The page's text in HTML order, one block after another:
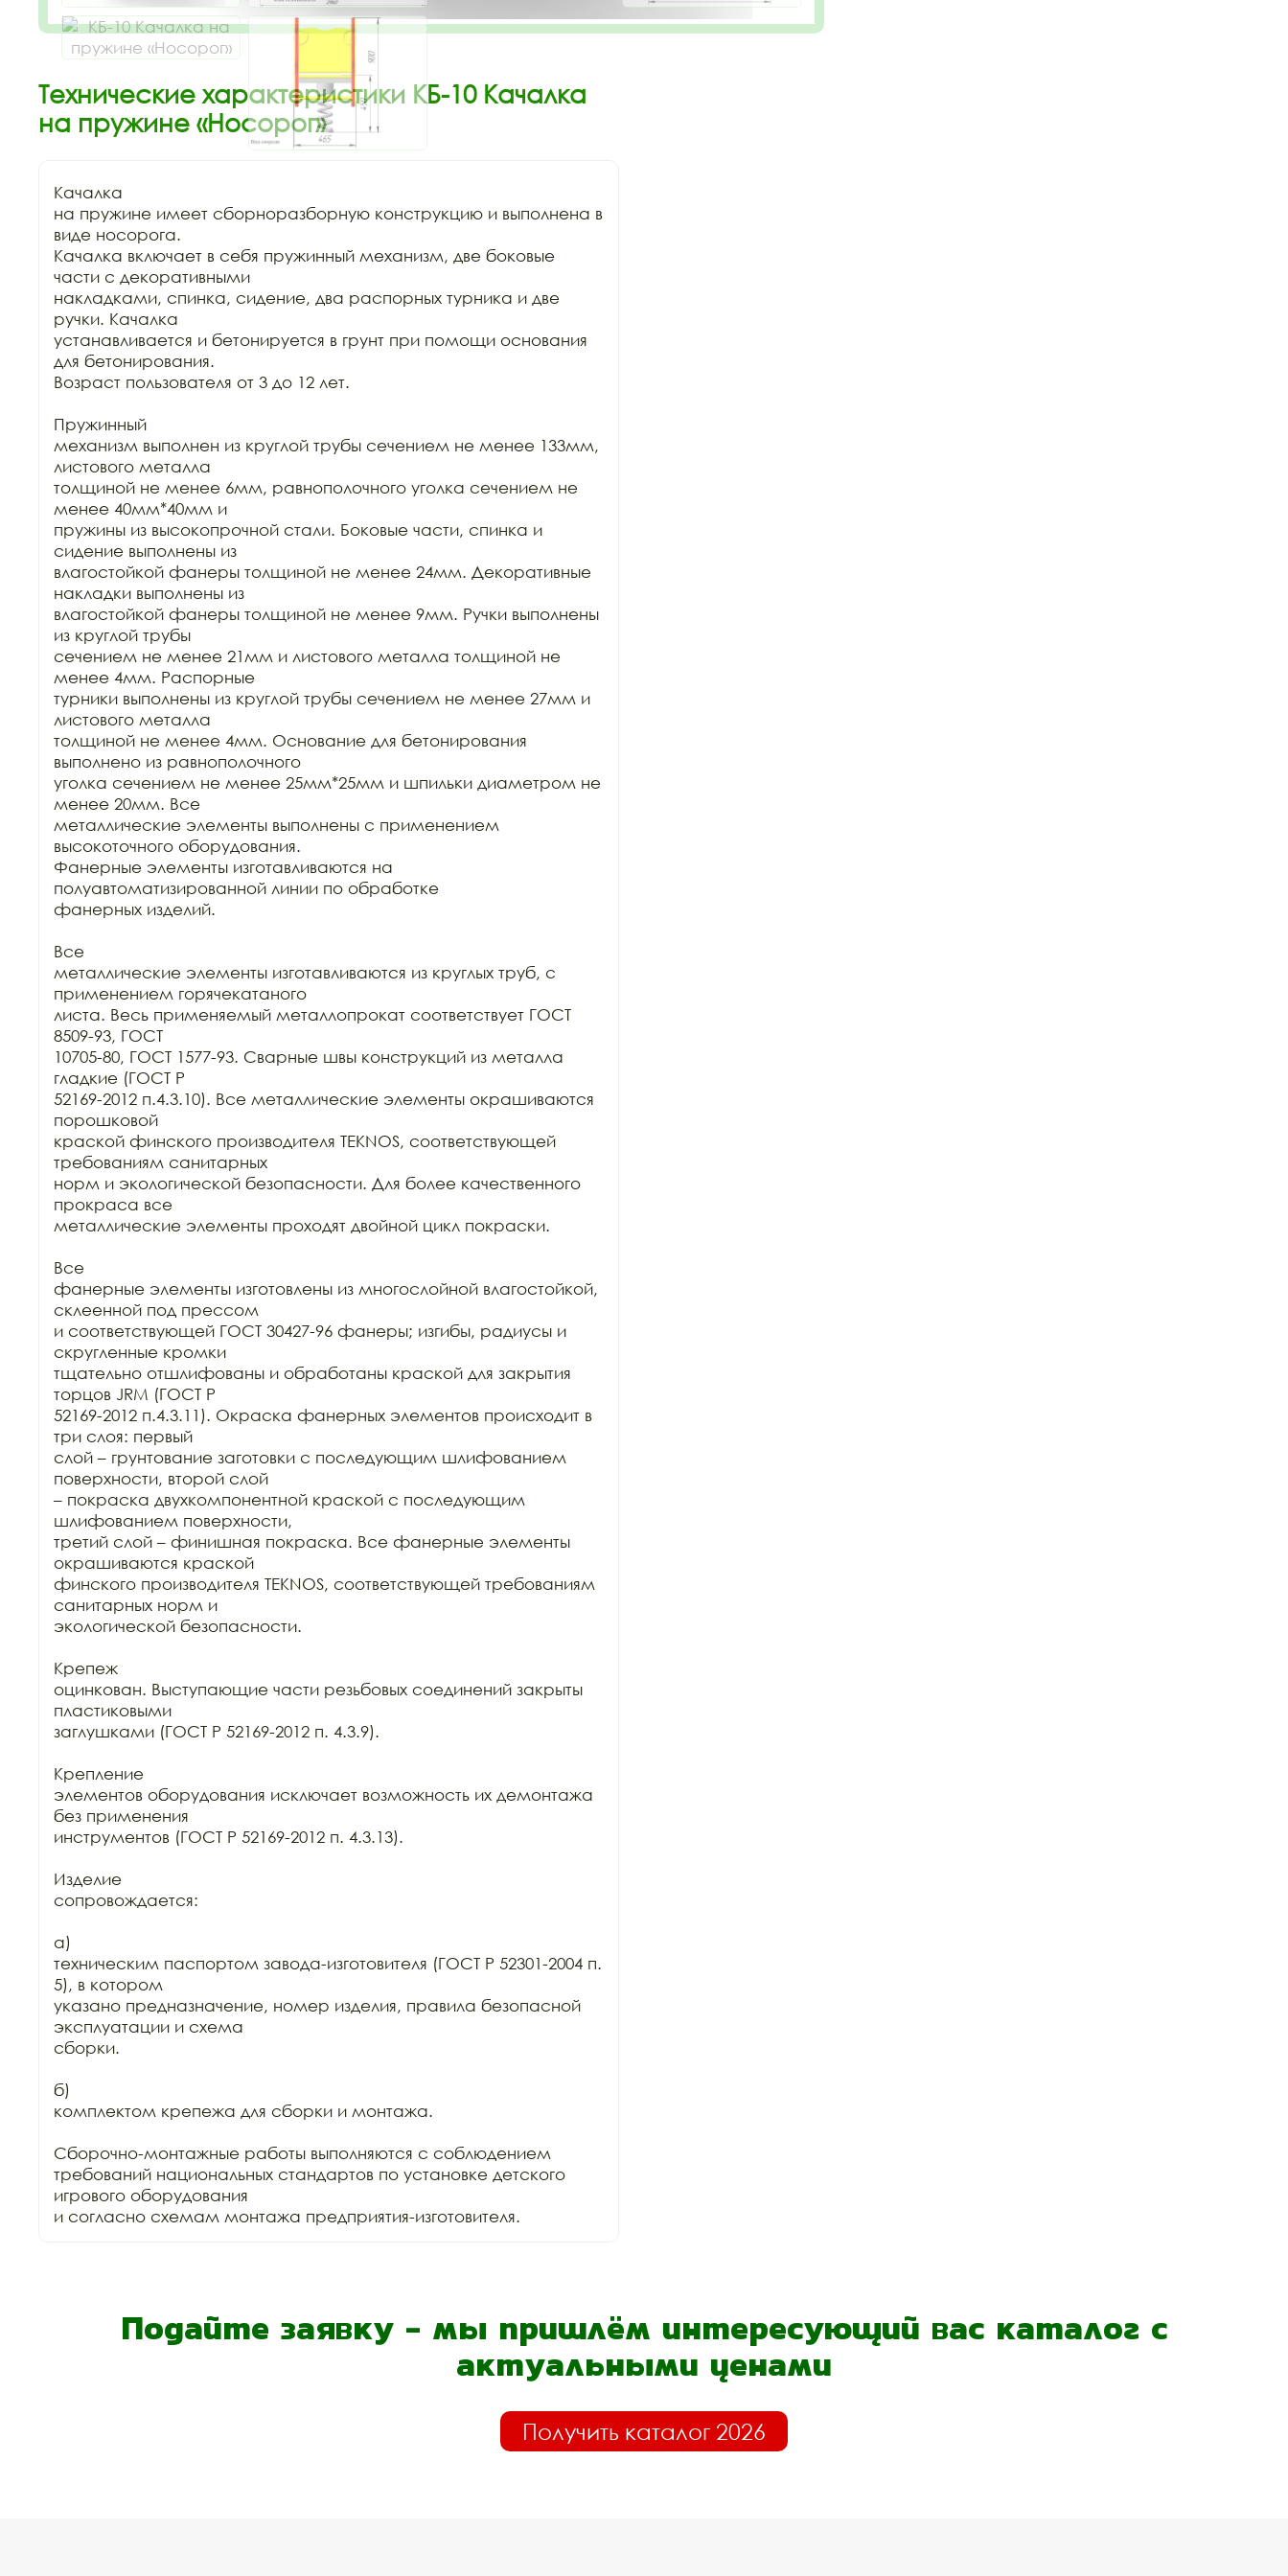
Технические характеристики КБ-10 Качалка
на пружине «Носорог»
Качалка
на пружине имеет сборноразборную конструкцию и выполнена в
виде носорога.
Качалка включает в себя пружинный механизм, две боковые
части с декоративными
накладками, спинка, сидение, два распорных турника и две
ручки. Качалка
устанавливается и бетонируется в грунт при помощи основания
для бетонирования.
Возраст пользователя от 3 до 12 лет.
Пружинный
механизм выполнен из круглой трубы сечением не менее 133мм,
листового металла
толщиной не менее 6мм, равнополочного уголка сечением не
менее 40мм*40мм и
пружины из высокопрочной стали. Боковые части, спинка и
сидение выполнены из
влагостойкой фанеры толщиной не менее 24мм. Декоративные
накладки выполнены из
влагостойкой фанеры толщиной не менее 9мм. Ручки выполнены
из круглой трубы
сечением не менее 21мм и листового металла толщиной не
менее 4мм. Распорные
турники выполнены из круглой трубы сечением не менее 27мм и
листового металла
толщиной не менее 4мм. Основание для бетонирования
выполнено из равнополочного
уголка сечением не менее 25мм*25мм и шпильки диаметром не
менее 20мм. Все
металлические элементы выполнены с применением
высокоточного оборудования.
Фанерные элементы изготавливаются на
полуавтоматизированной линии по обработке
фанерных изделий.
Все
металлические элементы изготавливаются из круглых труб, с
применением горячекатаного
листа. Весь применяемый металлопрокат соответствует ГОСТ
8509-93, ГОСТ
10705-80, ГОСТ 1577-93. Сварные швы конструкций из металла
гладкие (ГОСТ Р
52169-2012 п.4.3.10). Все металлические элементы окрашиваются
порошковой
краской финского производителя TEKNOS, соответствующей
требованиям санитарных
норм и экологической безопасности. Для более качественного
прокраса все
металлические элементы проходят двойной цикл покраски.
Все
фанерные элементы изготовлены из многослойной влагостойкой,
склеенной под прессом
и соответствующей ГОСТ 30427-96 фанеры; изгибы, радиусы и
скругленные кромки
тщательно отшлифованы и обработаны краской для закрытия
торцов JRM (ГОСТ Р
52169-2012 п.4.3.11). Окраска фанерных элементов происходит в
три слоя: первый
слой – грунтование заготовки с последующим шлифованием
поверхности, второй слой
– покраска двухкомпонентной краской с последующим
шлифованием поверхности,
третий слой – финишная покраска. Все фанерные элементы
окрашиваются краской
финского производителя TEKNOS, соответствующей требованиям
санитарных норм и
экологической безопасности.
Крепеж
оцинкован. Выступающие части резьбовых соединений закрыты
пластиковыми
заглушками (ГОСТ Р 52169-2012 п. 4.3.9).
Крепление
элементов оборудования исключает возможность их демонтажа
без применения
инструментов (ГОСТ Р 52169-2012 п. 4.3.13).
Изделие
сопровождается:
а)
техническим паспортом завода-изготовителя (ГОСТ Р 52301-2004 п.
5), в котором
указано предназначение, номер изделия, правила безопасной
эксплуатации и схема
сборки.
б)
комплектом крепежа для сборки и монтажа.
Сборочно-монтажные работы выполняются с соблюдением
требований национальных стандартов по установке детского
игрового оборудования
и согласно схемам монтажа предприятия-изготовителя.
Подайте заявку - мы пришлём интересующий вас каталог с
актуальными ценами
Получить каталог 2026